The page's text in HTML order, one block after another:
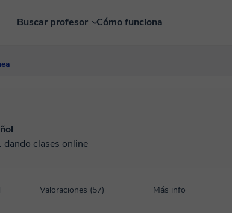
Buscar profesor Cómo funciona
dando clases online
Valoraciones (57) Más info